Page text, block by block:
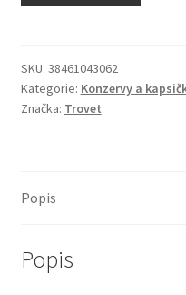
Odpočívadla pro kočky
Pamlsky pro kočky
Škrabadla pro kočky
SKU: 38461043062
Kategorie: Konzervy a
Značka: Trovet
Popis
Popis